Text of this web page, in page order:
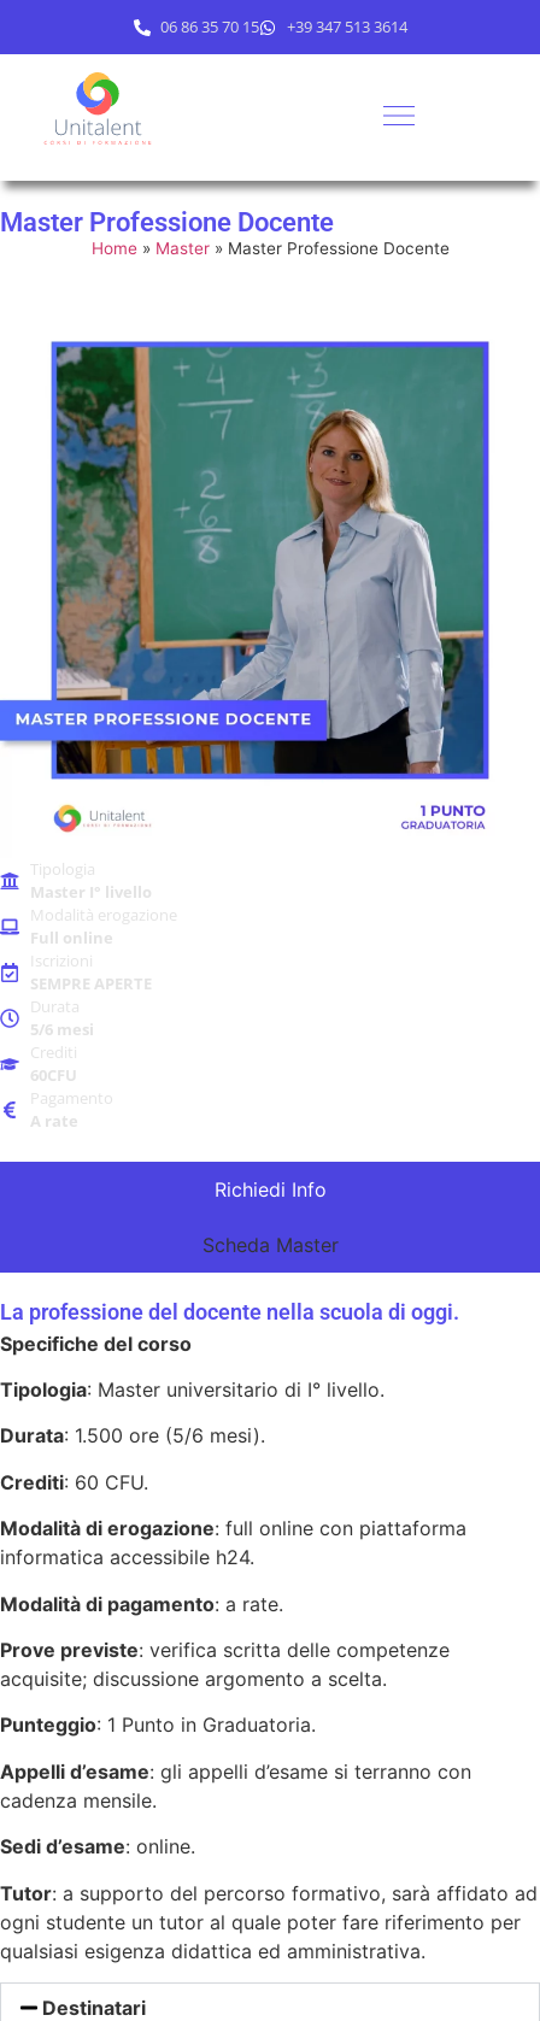
06 86 35 70 15 +39 347 513 3614
Master Professione Docente
Home» Master» Master Professione Docente
Tipologia
Master I° livello
Modalità erogazione
Full online
Iscrizioni
SEMPRE APERTE
Durata
5/6 mesi
Crediti
60CFU
Pagamento
A rate
Richiedi Info
Scheda Master
La professione del docente nella scuola di oggi.
Specifiche del corso
Tipologia: Master universitario di I° livello.
Durata: 1.500 ore (5/6 mesi).
Crediti: 60 CFU.
Modalità di erogazione: full online con piattaforma
informatica accessibile h24.
Modalità di pagamento: a rate.
Prove previste: verifica scritta delle competenze
acquisite; discussione argomento a scelta.
Punteggio: 1 Punto in Graduatoria.
Appelli d’esame: gli appelli d’esame si terranno con
cadenza mensile.
Sedi d’esame: online.
Tutor: a supporto del percorso formativo, sarà affidato ad
ogni studente un tutor al quale poter fare riferimento per
qualsiasi esigenza didattica ed amministrativa.
Destinatari